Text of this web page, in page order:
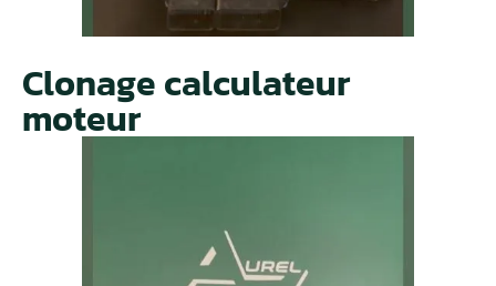
Clonage calculateur
moteur